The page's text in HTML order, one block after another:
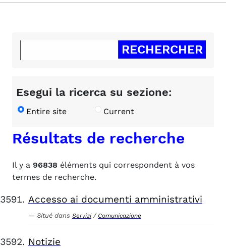
Esegui la ricerca su sezione:
Entire site Current
Résultats de recherche
Il y a 96838 éléments qui correspondent à vos
termes de recherche.
Accesso ai documenti amministrativi
Situé dans Servizi / Comunicazione
Notizie